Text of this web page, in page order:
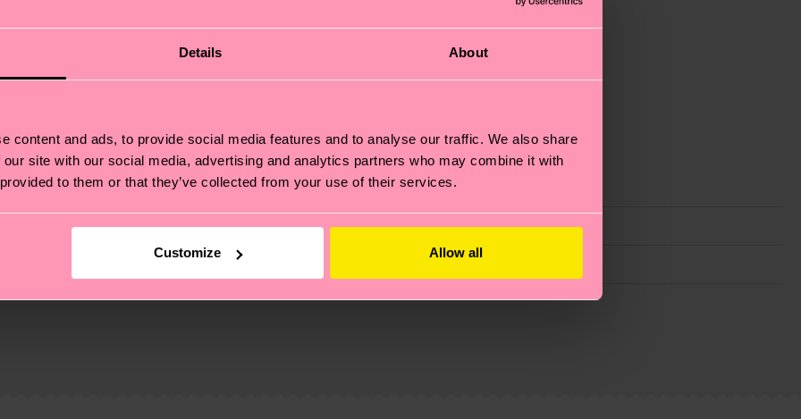
Details About
content and ads, to provide social media features and to analyse our traffic. We also share
site with our social media, advertising and analytics partners who may combine it with
to them or that they’ve collected from your use of their services.
Customize Allow all
– es geht auch um eine ethische Lieferkette, die Reduzierung von Emissionen, die richtige Pflege von